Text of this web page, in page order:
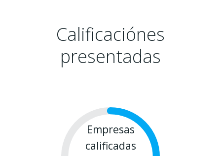
Calificaciónes
presentadas
Empresas
calificadas